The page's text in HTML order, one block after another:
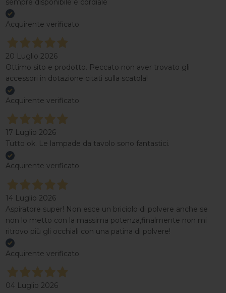
sempre disponibile e cordiale
Acquirente verificato
20 Luglio 2026
Ottimo sito e prodotto. Peccato non aver trovato gli
accessori in dotazione citati sulla scatola!
Acquirente verificato
17 Luglio 2026
Tutto ok. Le lampade da tavolo sono fantastici.
Acquirente verificato
14 Luglio 2026
Aspiratore super! Non esce un briciolo di polvere anche se
non lo metto con la massima potenza,finalmente non mi
ritrovo più gli occhiali con una patina di polvere!
Acquirente verificato
04 Luglio 2026